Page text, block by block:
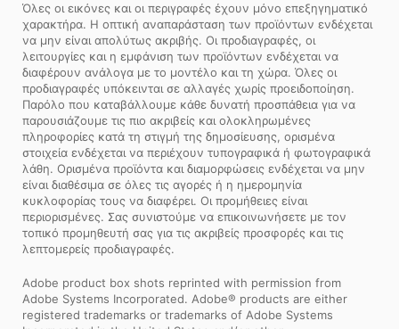
Όλες οι εικόνες και οι περιγραφές έχουν μόνο επεξηγηματικό
χαρακτήρα. Η οπτική αναπαράσταση των προϊόντων ενδέχεται
να μην είναι απολύτως ακριβής. Οι προδιαγραφές, οι
λειτουργίες και η εμφάνιση των προϊόντων ενδέχεται να
διαφέρουν ανάλογα με το μοντέλο και τη χώρα. Όλες οι
προδιαγραφές υπόκεινται σε αλλαγές χωρίς προειδοποίηση.
Παρόλο που καταβάλλουμε κάθε δυνατή προσπάθεια για να
παρουσιάζουμε τις πιο ακριβείς και ολοκληρωμένες
πληροφορίες κατά τη στιγμή της δημοσίευσης, ορισμένα
στοιχεία ενδέχεται να περιέχουν τυπογραφικά ή φωτογραφικά
λάθη. Ορισμένα προϊόντα και διαμορφώσεις ενδέχεται να μην
είναι διαθέσιμα σε όλες τις αγορές ή η ημερομηνία
κυκλοφορίας τους να διαφέρει. Οι προμήθειες είναι
περιορισμένες. Σας συνιστούμε να επικοινωνήσετε με τον
τοπικό προμηθευτή σας για τις ακριβείς προσφορές και τις
λεπτομερείς προδιαγραφές.
Adobe product box shots reprinted with permission from
Adobe Systems Incorporated. Adobe® products are either
registered trademarks or trademarks of Adobe Systems